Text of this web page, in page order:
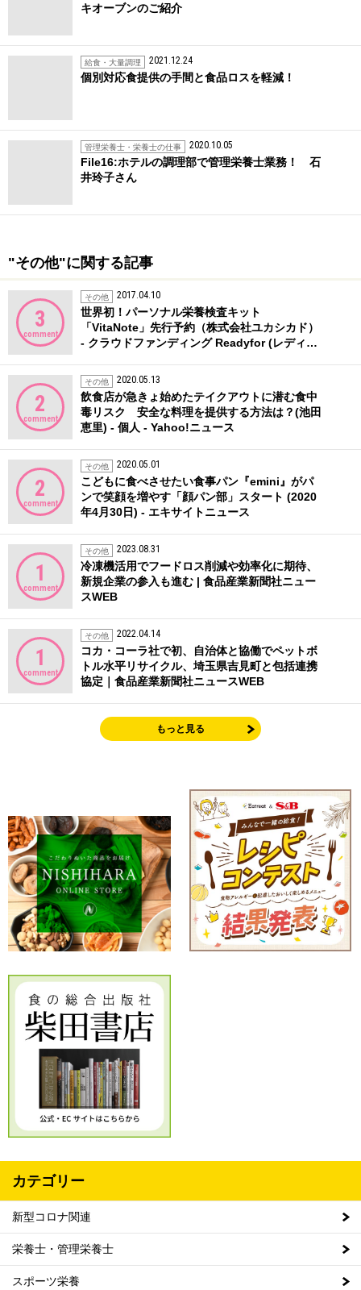
キオーブンのご紹介
給食・大量調理 2021.12.24
個別対応食提供の手間と食品ロスを軽減！
管理栄養士・栄養士の仕事 2020.10.05
File16:ホテルの調理部で管理栄養士業務！ 石
井玲子さん
"その他"に関する記事
3
comment
その他 2017.04.10
世界初！パーソナル栄養検査キット
「VitaNote」先行予約（株式会社ユカシカド）
- クラウドファンディング Readyfor (レディ…
2
comment
その他 2020.05.13
飲食店が急きょ始めたテイクアウトに潜む食中
毒リスク 安全な料理を提供する方法は？(池田
恵里) - 個人 - Yahoo!ニュース
2
comment
その他 2020.05.01
こどもに食べさせたい食事パン『emini』がパ
ンで笑顔を増やす「顔パン部」スタート (2020
年4月30日) - エキサイトニュース
1
comment
その他 2023.08.31
冷凍機活用でフードロス削減や効率化に期待、
新規企業の参入も進む | 食品産業新聞社ニュー
スWEB
1
comment
その他 2022.04.14
コカ・コーラ社で初、自治体と協働でペットボ
トル水平リサイクル、埼玉県吉見町と包括連携
協定｜食品産業新聞社ニュースWEB
もっと見る
カテゴリー
新型コロナ関連
栄養士・管理栄養士
スポーツ栄養